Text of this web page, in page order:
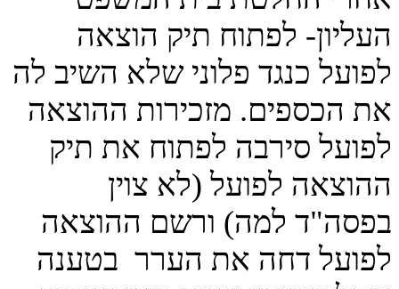
העליון- לפתוח תיק הוצאה
לפועל כנגד פלוני שלא השיב לה
את הכספים. מזכירות ההוצאה
לפועל סירבה לפתוח את תיק
ההוצאה לפועל (לא צוין
בפסה"ד למה) ורשם ההוצאה
לפועל דחה את הערר בטענה